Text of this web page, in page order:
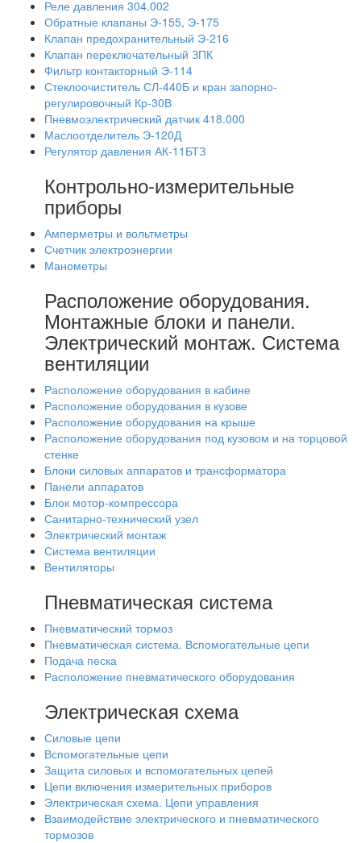
Реле давления 304.002
Обратные клапаны Э-155, Э-175
Клапан предохранительный Э-216
Клапан переключательный ЗПК
Фильтр контакторный Э-114
Стеклоочиститель СЛ-440Б и кран запорно-
регулировочный Кр-30В
Пневмоэлектрический датчик 418.000
Маслоотделитель Э-120Д
Регулятор давления АК-11БТЗ
Контрольно-измерительные
приборы
Амперметры и вольтметры
Счетчик электроэнергии
Манометры
Расположение оборудования.
Монтажные блоки и панели.
Электрический монтаж. Система
вентиляции
Расположение оборудования в кабине
Расположение оборудования в кузове
Расположение оборудования на крыше
Расположение оборудования под кузовом и на торцовой
стенке
Блоки силовых аппаратов и трансформатора
Панели аппаратов
Блок мотор-компрессора
Санитарно-технический узел
Электрический монтаж
Система вентиляции
Вентиляторы
Пневматическая система
Пневматический тормоз
Пневматическая система. Вспомогательные цепи
Подача песка
Расположение пневматического оборудования
Электрическая схема
Силовые цепи
Вспомогательные цепи
Защита силовых и вспомогательных цепей
Цепи включения измерительных приборов
Электрическая схема. Цепи управления
Взаимодействие электрического и пневматического
тормозов